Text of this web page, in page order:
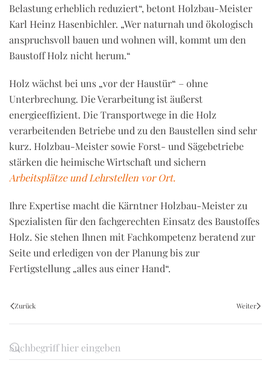
Belastung erheblich reduziert“, betont Holzbau-Meister
Karl Heinz Hasenbichler. „Wer naturnah und ökologisch
anspruchsvoll bauen und wohnen will, kommt um den
Baustoff Holz nicht herum.“
Holz wächst bei uns „vor der Haustür“ – ohne
Unterbrechung. Die Verarbeitung ist äußerst
energieeffizient. Die Transportwege in die Holz
verarbeitenden Betriebe und zu den Baustellen sind sehr
kurz. Holzbau-Meister sowie Forst- und Sägebetriebe
stärken die heimische Wirtschaft und sichern
Arbeitsplätze und Lehrstellen vor Ort.
Ihre Expertise macht die Kärntner Holzbau-Meister zu
Spezialisten für den fachgerechten Einsatz des Baustoffes
Holz. Sie stehen Ihnen mit Fachkompetenz beratend zur
Seite und erledigen von der Planung bis zur
Fertigstellung „alles aus einer Hand“.
Zurück Weiter